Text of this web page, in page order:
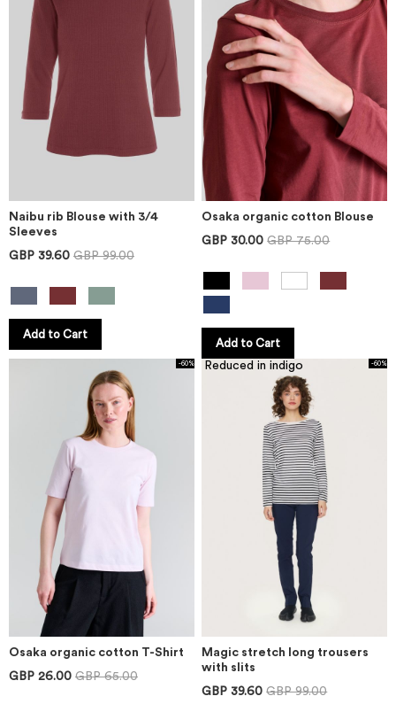
Naibu rib Blouse with 3/4
Sleeves
GBP 39.60 GBP 99.00
Add to Cart
Osaka organic cotton Blouse
GBP 30.00 GBP 75.00
Add to Cart
-60%
Osaka organic cotton T-Shirt
GBP 26.00 GBP 65.00
Reduced in indigo -60%
Magic stretch long trousers
with slits
GBP 39.60 GBP 99.00